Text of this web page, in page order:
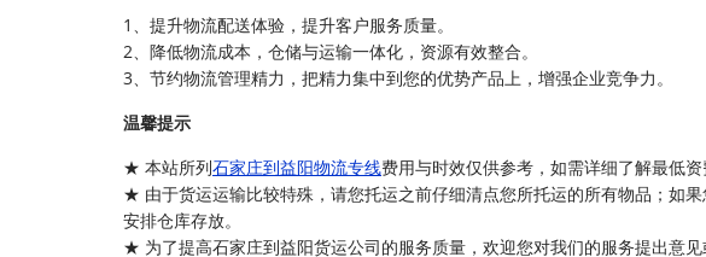
1、提升物流配送体验，提升客户服务质量。
2、降低物流成本，仓储与运输一体化，资源有效整合。
3、节约物流管理精力，把精力集中到您的优势产品上，增强企业竞争力。
温馨提示
★ 本站所列石家庄到益阳物流专线费用与时效仅供参考，如需详细了解最低资
★ 由于货运运输比较特殊，请您托运之前仔细清点您所托运的所有物品；如
安排仓库存放。
★ 为了提高石家庄到益阳货运公司的服务质量，欢迎您对我们的服务提出意